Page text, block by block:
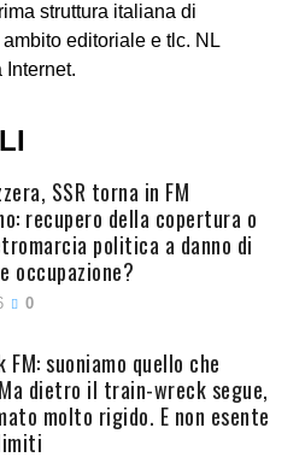
struttura italiana di
editoriale e tlc. NL
Internet.
SSR torna in FM
recupero della copertura o
politica a danno di
occupazione?
0
FM: suoniamo quello che
dietro il train-wreck segue,
molto rigido. E non esente